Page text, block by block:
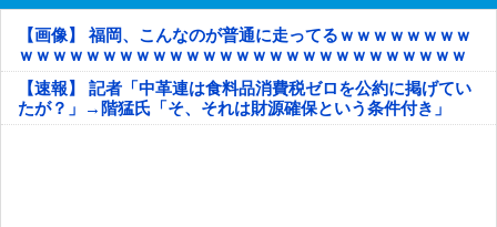
【画像】 福岡、こんなのが普通に走ってるｗｗｗｗｗｗｗｗ
ｗｗｗｗｗｗｗｗｗｗｗｗｗｗｗｗｗｗｗｗｗｗｗｗｗｗｗ
ｗｗｗｗｗ
【速報】 記者「中革連は食料品消費税ゼロを公約に掲げてい
たが？」→階猛氏「そ、それは財源確保という条件付き」